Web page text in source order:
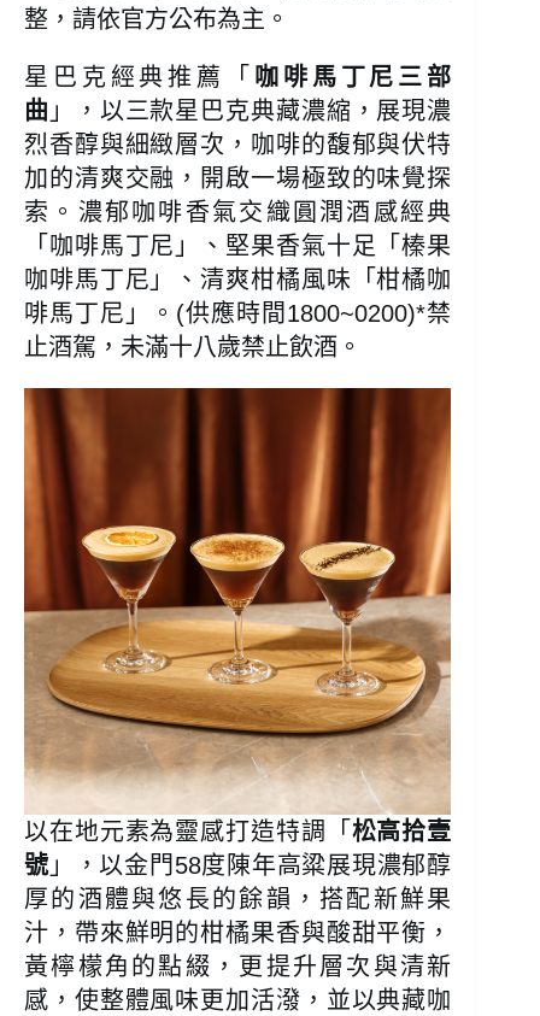
整，請依官方公布為主。
星巴克經典推薦「 咖啡馬丁尼三部
曲 」，以三款星巴克典藏濃縮，展現濃
烈香醇與細緻層次，咖啡的馥郁與伏特
加的清爽交融，開啟一場極致的味覺探
索。濃郁咖啡香氣交織圓潤酒感經典
「咖啡馬丁尼」、堅果香氣十足「榛果
咖啡馬丁尼」、清爽柑橘風味「柑橘咖
啡馬丁尼」。(供應時間1800~0200)*禁
止酒駕，未滿十八歲禁止飲酒。
以在地元素為靈感打造特調「 松高拾壹
號」，以金門58度陳年高粱展現濃郁醇
厚的酒體與悠長的餘韻，搭配新鮮果
汁，帶來鮮明的柑橘果香與酸甜平衡，
黃檸檬角的點綴，更提升層次與清新
感，使整體風味更加活潑，並以典藏咖